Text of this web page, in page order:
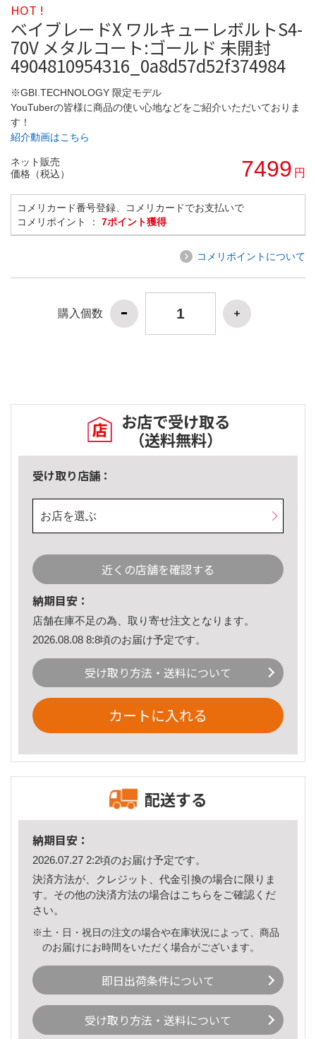
HOT !
ベイブレードX ワルキューレボルトS4-
70V メタルコート:ゴールド 未開封
4904810954316_0a8d57d52f374984
※GBI.TECHNOLOGY 限定モデル
YouTuberの皆様に商品の使い心地などをご紹介いただいておりま
す！
紹介動画はこちら
ネット販売
価格（税込）
7499 円
コメリカード番号登録、コメリカードでお支払いで
コメリポイント ： 7ポイント獲得
コメリポイントについて
購入個数
お店で受け取る
（送料無料）
受け取り店舗：
お店を選ぶ
近くの店舗を確認する
納期目安：
店舗在庫不足の為、取り寄せ注文となります。
2026.08.08 8:8頃のお届け予定です。
受け取り方法・送料について
カートに入れる
配送する
納期目安：
2026.07.27 2:2頃のお届け予定です。
決済方法が、クレジット、代金引換の場合に限りま
す。その他の決済方法の場合はこちら をご確認くだ
さい。
※土・日・祝日の注文の場合や在庫状況によって、商品
のお届けにお時間をいただく場合がございます。
即日出荷条件について
受け取り方法・送料について